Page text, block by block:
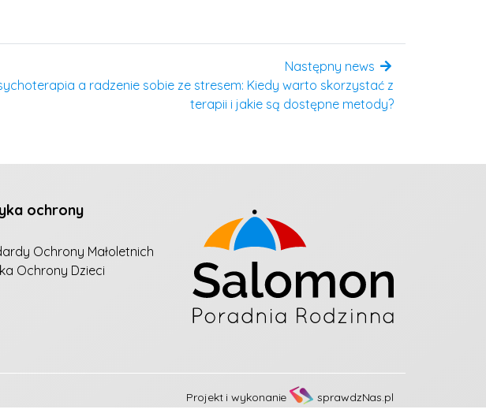
Następny news
a radzenie sobie ze stresem: Kiedy warto skorzystać z
terapii i jakie są dostępne metody?
ochrony
Ochrony Małoletnich
Ochrony Dzieci
Projekt i wykonanie sprawdzNas.pl